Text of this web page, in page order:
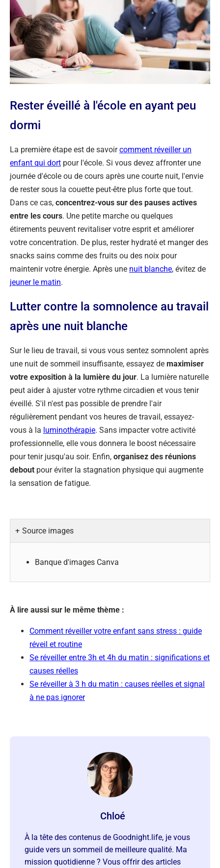
Rester éveillé à l'école en ayant peu
dormi
La première étape est de savoircomment réveiller un
enfant qui dort pour l'école. Si vous devez affronter une
journée d'école ou de cours après une courte nuit, l'envie
de rester sous la couette peut-être plus forte que tout.
Dans ce cas, concentrez-vous sur des pauses actives
entre les cours. Une petite marche ou quelques
étirements peuvent revitaliser votre esprit et améliorer
votre concentration. De plus, rester hydraté et manger des
snacks sains comme des fruits ou des noix pour
maintenir votre énergie. Après une nuit blanche, évitez de
jeuner le matin.
Lutter contre la somnolence au travail
après une nuit blanche
Sur le lieu de travail, si vous vous sentez somnolent après
une nuit de sommeil insuffisante, essayez de maximiser
votre exposition à la lumière du jour. La lumière naturelle
peut aider à ajuster votre rythme circadien et vous tenir
éveillé. S'il n'est pas possible de prendre l'air
régulièrement pendant vos heures de travail, essayez-
vous à la luminothérapie. Sans impacter votre activité
professionnelle, elle vous donnera le boost nécessaire
pour tenir jusqu'au soir. Enfin, organisez des réunions
debout pour éviter la stagnation physique qui augmente
la sensation de fatigue.
Source images
Banque d'images Canva
À lire aussi sur le même thème :
Comment réveiller votre enfant sans stress : guide
réveil et routine
Se réveiller entre 3h et 4h du matin : significations et
causes réelles
Se réveiller à 3 h du matin : causes réelles et signal
à ne pas ignorer
Chloé
À la tête des contenus de Goodnight.life, je vous
guide vers un sommeil de meilleure qualité. Ma
mission quotidienne ? Vous offrir des articles